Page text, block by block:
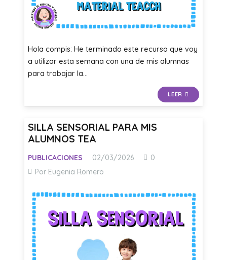
Hola compis: He terminado este recurso que voy
a utilizar esta semana con una de mis alumnas
para trabajar la…
LEER
SILLA SENSORIAL PARA MIS
ALUMNOS TEA
PUBLICACIONES 02/03/2026
0
Por Eugenia Romero